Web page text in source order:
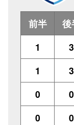
前半 後
1
3
1
3
0
0
0
0